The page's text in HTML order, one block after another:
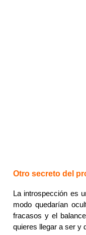
Otro secreto del
La introspección es
modo quedarían
fracasos y el
quieres llegar a ser y